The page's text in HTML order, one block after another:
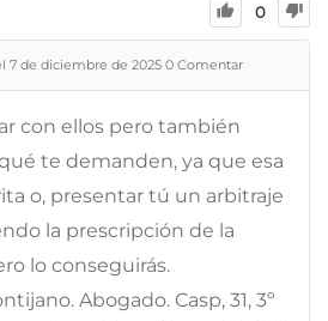
0
7 de diciembre de 2025 0 Comentar
con ellos pero también
te demanden, ya que esa
o, presentar tú un arbitraje
la prescripción de la
lo conseguirás.
Abogado. Casp, 31, 3º